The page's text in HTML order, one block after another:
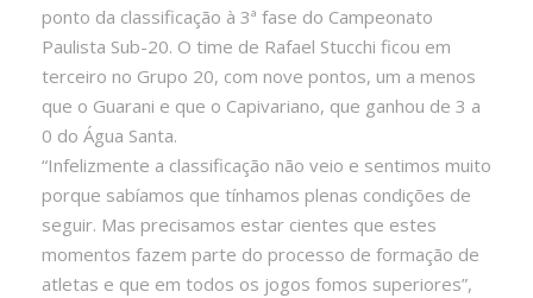
ponto da classificação à 3ª fase do Campeonato
Paulista Sub-20. O time de Rafael Stucchi ficou em
terceiro no Grupo 20, com nove pontos, um a menos
que o Guarani e que o Capivariano, que ganhou de 3 a
0 do Água Santa.
“Infelizmente a classificação não veio e sentimos muito
porque sabíamos que tínhamos plenas condições de
seguir. Mas precisamos estar cientes que estes
momentos fazem parte do processo de formação de
atletas e que em todos os jogos fomos superiores”,